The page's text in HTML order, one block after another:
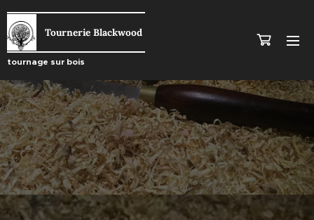
Tournerie Blackwood
tournage sur bois